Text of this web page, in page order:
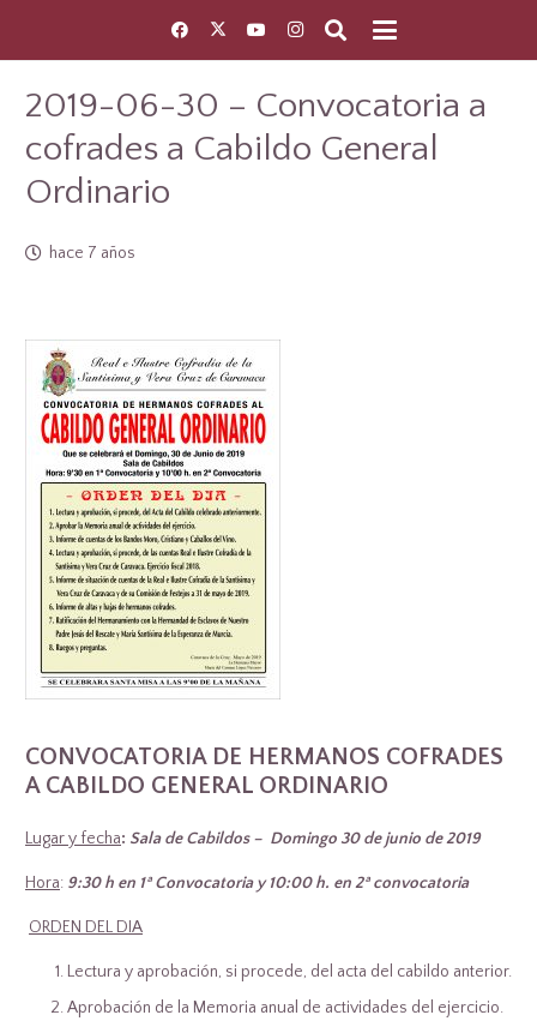
2019-06-30 – Convocatoria a
cofrades a Cabildo General
Ordinario
hace 7 años
CONVOCATORIA DE HERMANOS COFRADES
A CABILDO GENERAL ORDINARIO
Lugar y fecha: Sala de Cabildos – Domingo 30 de junio de 2019
Hora: 9:30 h en 1ª Convocatoria y 10:00 h. en 2ª convocatoria
ORDEN DEL DIA
Lectura y aprobación, si procede, del acta del cabildo anterior.
Aprobación de la Memoria anual de actividades del ejercicio.